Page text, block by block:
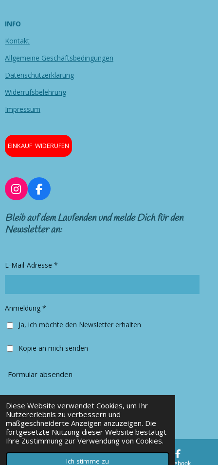
Diese Website verwendet Cookies, um Ihr
Nutzererlebnis zu verbessern und
maßgeschneiderte Anzeigen anzuzeigen. Die
fortgesetzte Nutzung dieser Website bestätigt
Ihre Zustimmung zur Verwendung von Cookies.
Ich stimme zu
INFO
Kontakt
Allgemeine Geschäftsbedingungen
Datenschutzerklärung
Widerrufsbelehrung
Impressum
EINKAUF WIDERUFEN
I
n
s
t
a
a
F
a
c
e
b
k
Bleib auf dem Laufenden und melde Dich für den
Newsletter an:
E-Mail-Adresse *
Anmeldung *
Ja, ich möchte den Newsletter erhalten
Kopie an mich senden
Formular absenden
© 2025 Chancy Kleidung
Mit Unterstützung vonWebador
Karte Facebook